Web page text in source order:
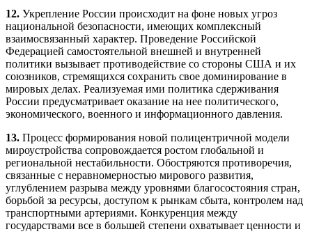
12. Укрепление России происходит на фоне новых угроз
национальной безопасности, имеющих комплексный
взаимосвязанный характер. Проведение Российской
Федерацией самостоятельной внешней и внутренней
политики вызывает противодействие со стороны США и их
союзников, стремящихся сохранить свое доминирование в
мировых делах. Реализуемая ими политика сдерживания
России предусматривает оказание на нее политического,
экономического, военного и информационного давления.
13. Процесс формирования новой полицентричной модели
мироустройства сопровождается ростом глобальной и
региональной нестабильности. Обостряются противоречия,
связанные с неравномерностью мирового развития,
углублением разрыва между уровнями благосостояния стран,
борьбой за ресурсы, доступом к рынкам сбыта, контролем над
транспортными артериями. Конкуренция между
государствами все в большей степени охватывает ценности и